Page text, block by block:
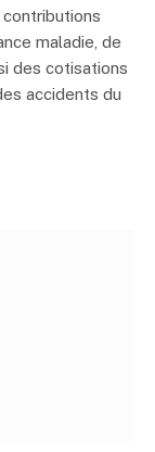
maladie, de
des cotisations
accidents du